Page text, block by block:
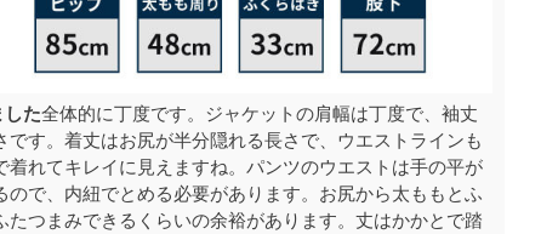
た全体的に丁度です。ジャケットの肩幅は丁度で、袖丈
です。着丈はお尻が半分隠れる長さで、ウエストラインも
着れてキレイに見えますね。パンツのウエストは手の平が
ので、内紐でとめる必要があります。お尻から太ももとふ
たつまみできるくらいの余裕があります。丈はかかとで踏